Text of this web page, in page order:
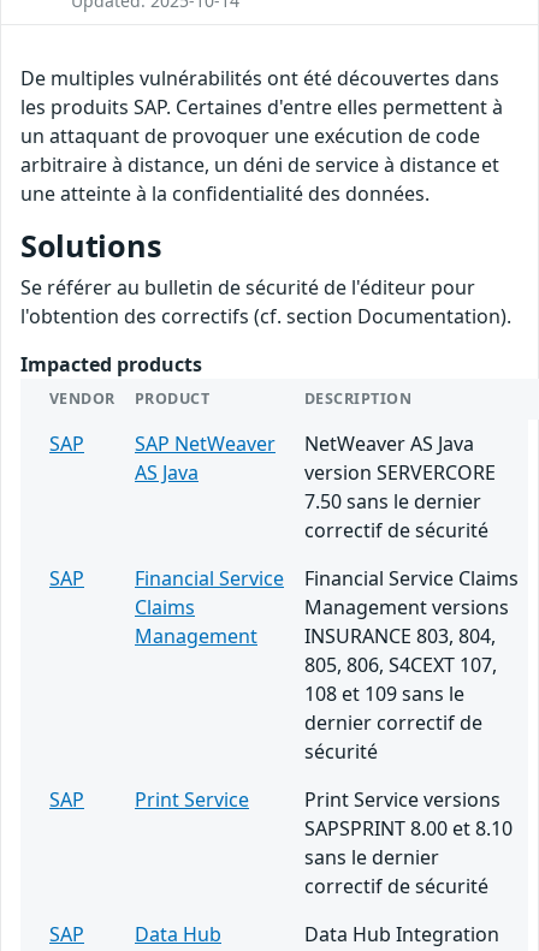
De multiples vulnérabilités ont été découvertes dans
les produits SAP. Certaines d'entre elles permettent à
un attaquant de provoquer une exécution de code
arbitraire à distance, un déni de service à distance et
une atteinte à la confidentialité des données.
Solutions
Se référer au bulletin de sécurité de l'éditeur pour
l'obtention des correctifs (cf. section Documentation).
Impacted products
VENDOR PRODUCT DESCRIPTION
SAP
SAP NetWeaver
AS Java
NetWeaver AS Java
version SERVERCORE
7.50 sans le dernier
correctif de sécurité
SAP
Financial Service
Claims
Management
Financial Service Claims
Management versions
INSURANCE 803, 804,
805, 806, S4CEXT 107,
108 et 109 sans le
dernier correctif de
sécurité
SAP
Print Service
Print Service versions
SAPSPRINT 8.00 et 8.10
sans le dernier
correctif de sécurité
SAP
Data Hub
Data Hub Integration